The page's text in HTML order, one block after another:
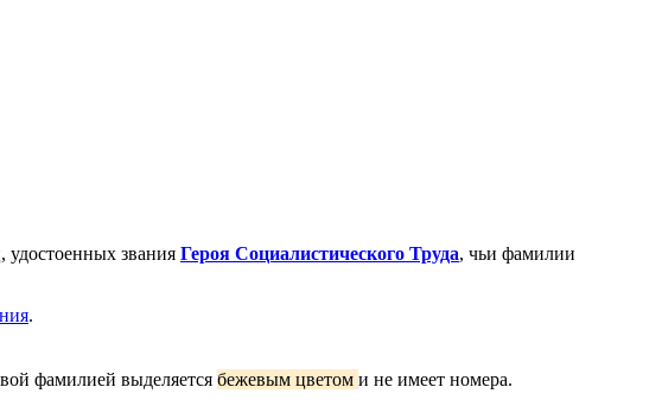
удостоенных звания Героя Социалистического Труда, чьи фамилии
.
фамилией выделяется бежевым цветом и не имеет номера.